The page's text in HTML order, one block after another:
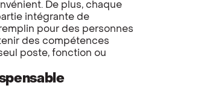
De plus, chaque
intégrante de
pour des personnes
des compétences
poste, fonction ou